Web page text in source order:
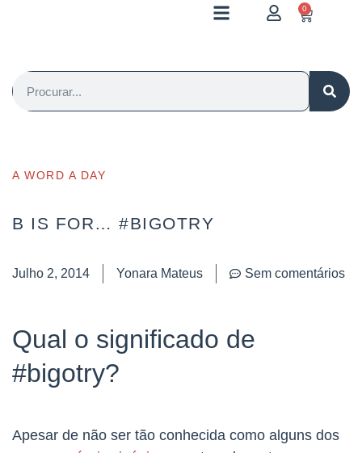
0
A WORD A DAY
B IS FOR… #BIGOTRY
Julho 2, 2014 Yonara Mateus Sem comentários
Qual o significado de
#bigotry?
Apesar de não ser tão conhecida como alguns dos